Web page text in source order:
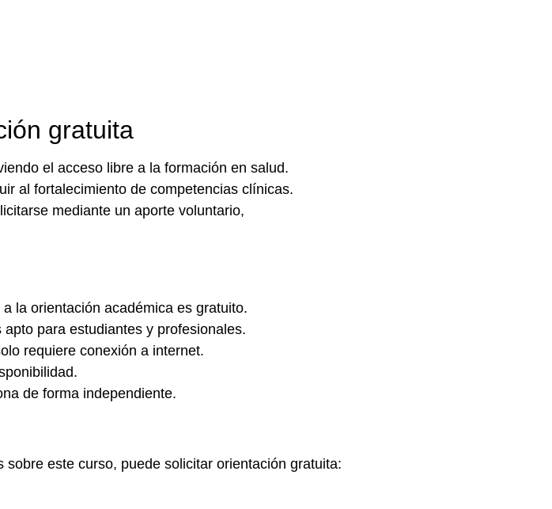
gratuita
el acceso libre a la formación en salud.
al fortalecimiento de competencias clínicas.
mediante un aporte voluntario,
la orientación académica es gratuito.
para estudiantes y profesionales.
requiere conexión a internet.
de forma independiente.
este curso, puede solicitar orientación gratuita: